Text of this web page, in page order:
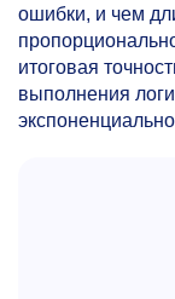
ошибки, и чем
итоговая
выполнения